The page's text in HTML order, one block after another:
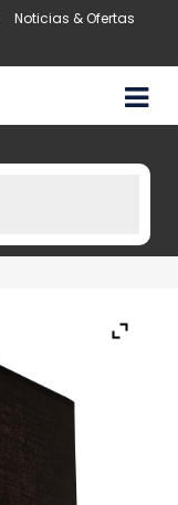
Noticias & Ofertas